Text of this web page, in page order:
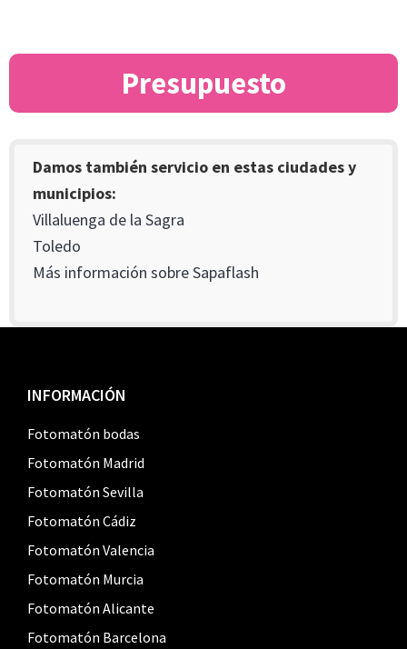
Presupuesto
Damos también servicio en estas ciudades y
municipios:
Villaluenga de la Sagra
Toledo
Más información sobre Sapaflash
Footer
INFORMACIÓN
Fotomatón bodas
Fotomatón Madrid
Fotomatón Sevilla
Fotomatón Cádiz
Fotomatón Valencia
Fotomatón Murcia
Fotomatón Alicante
Fotomatón Barcelona